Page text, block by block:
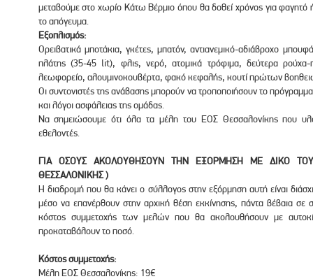
μεταβούμε στο χωρίο Κάτω Βέρμιο όπου θα δοθεί χρόνος για
το απόγευμα.
Εξοπλισμός:
Ορειβατικά μποτάκια, γκέτες, μπατόν, αντιανεμικό-αδιάβροχο
πλάτης (35-45 lit), φλις, νερό, ατομικά τρόφιμα, δεύτερα
λεωφορείο, αλουμινοκουβέρτα, φακό κεφαλής, κουτί πρώτων
Οι συντονιστές της ανάβασης μπορούν να τροποποιήσουν το
και λόγοι ασφάλειας της ομάδας.
Να σημειώσουμε ότι όλα τα μέλη του ΕΟΣ Θεσσαλονίκης που
εθελοντές.
ΓΙΑ ΟΣΟΥΣ ΑΚΟΛΟΥΘΗΣΟΥΝ ΤΗΝ ΕΞΟΡΜΗΣΗ ΜΕ ΔΙΚΟ
ΘΕΣΣΑΛΟΝΙΚΗΣ )
Η διαδρομή που θα κάνει ο σύλλογος στην εξόρμηση αυτή είναι
μέσο να επανέρθουν στην αρχική θέση εκκίνησης, πάντα βέβαια
κόστος συμμετοχής των μελών που θα ακολουθήσουν με
προκαταβάλουν το ποσό.
Κόστος συμμετοχής:
Μέλη ΕΟΣ Θεσσαλονίκης: 19€